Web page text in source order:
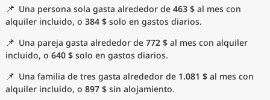
📌 Una persona sola gasta alrededor de 463 $ al mes con
alquiler incluido, o 384 $ solo en gastos diarios.
📌 Una pareja gasta alrededor de 772 $ al mes con alquiler
incluido, o 640 $ solo en gastos diarios.
📌 Una familia de tres gasta alrededor de 1.081 $ al mes con
alquiler incluido, o 897 $ sin alojamiento.
Índice del coste de vida
Ciudades más populares
Ciudades asequibles por tamaño